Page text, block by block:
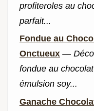
profiteroles au
parfait...
Fondue au
Onctueux —
fondue au
émulsion soy...
Ganache